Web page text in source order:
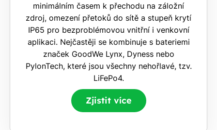
minimálním časem k přechodu na záložní
zdroj, omezení přetoků do sítě a stupeň krytí
IP65 pro bezproblémovou vnitřní i venkovní
aplikaci. Nejčastěji se kombinuje s bateriemi
značek GoodWe Lynx, Dyness nebo
PylonTech, které jsou všechny nehořlavé, tzv.
LiFePo4.
Zjistit více